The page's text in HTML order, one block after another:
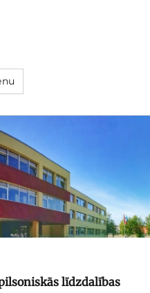
līdzdalības